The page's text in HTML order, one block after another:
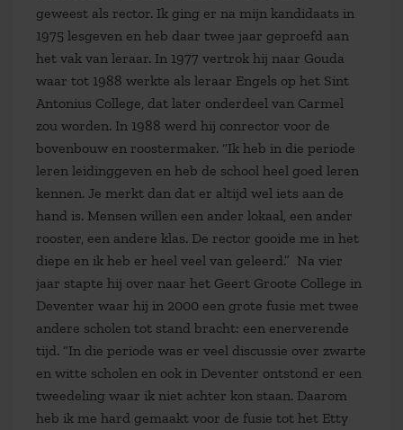
geweest als rector. Ik ging er na mijn kandidaats in
1975 lesgeven en heb daar twee jaar geproefd aan
het vak van leraar. In 1977 vertrok hij naar Gouda
waar tot 1988 werkte als leraar Engels op het Sint
Antonius College, dat later onderdeel van Carmel
zou worden. In 1988 werd hij conrector voor de
bovenbouw en roostermaker. “Ik heb in die periode
leren leidinggeven en heb de school heel goed leren
kennen. Je merkt dan dat er altijd wel iets aan de
hand is. Mensen willen een ander lokaal, een ander
rooster, een andere klas. De rector gooide me in het
diepe en ik heb er heel veel van geleerd.” Na vier
jaar stapte hij over naar het Geert Groote College in
Deventer waar hij in 2000 een grote fusie met twee
andere scholen tot stand bracht: een enerverende
tijd. “In die periode was er veel discussie over zwarte
en witte scholen en ook in Deventer ontstond er een
tweedeling waar ik niet achter kon staan. Daarom
heb ik me hard gemaakt voor de fusie tot het Etty